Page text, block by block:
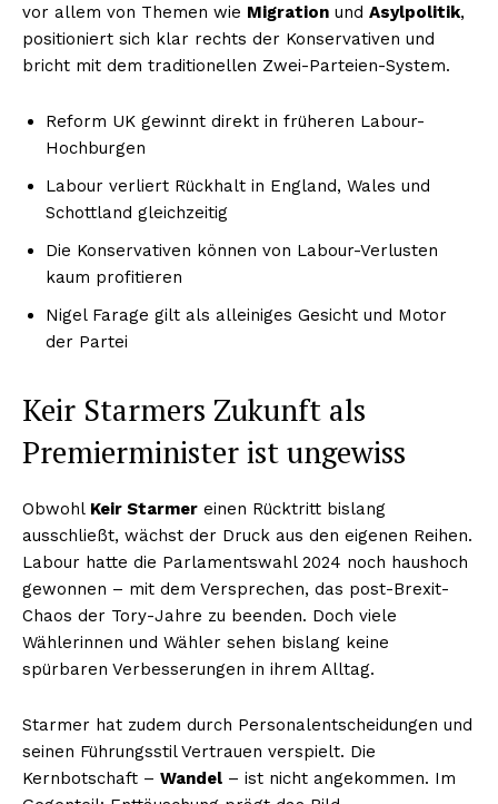
vor allem von Themen wie Migration und Asylpolitik,
positioniert sich klar rechts der Konservativen und
bricht mit dem traditionellen Zwei-Parteien-System.
Reform UK gewinnt direkt in früheren Labour-
Hochburgen
Labour verliert Rückhalt in England, Wales und
Schottland gleichzeitig
Die Konservativen können von Labour-Verlusten
kaum profitieren
Nigel Farage gilt als alleiniges Gesicht und Motor
der Partei
Keir Starmers Zukunft als
Premierminister ist ungewiss
Obwohl Keir Starmer einen Rücktritt bislang
ausschließt, wächst der Druck aus den eigenen Reihen.
Labour hatte die Parlamentswahl 2024 noch haushoch
gewonnen – mit dem Versprechen, das post-Brexit-
Chaos der Tory-Jahre zu beenden. Doch viele
Wählerinnen und Wähler sehen bislang keine
spürbaren Verbesserungen in ihrem Alltag.
Starmer hat zudem durch Personalentscheidungen und
seinen Führungsstil Vertrauen verspielt. Die
Kernbotschaft – Wandel – ist nicht angekommen. Im